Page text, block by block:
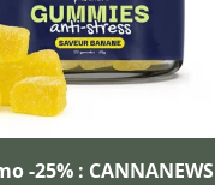
-25% : CANNANEWS